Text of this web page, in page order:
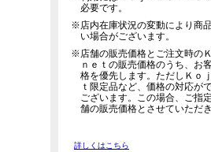
必要です。
※店内在庫状況の変動により商
い場合がございます。
※店舗の販売価格とご注文時の
ｎｅｔの販売価格のうち、お
格を優先します。ただしＫｏ
ｔ限定品など、価格の対応が
ございます。この場合、ご指
舗の販売価格とさせていただき
詳しくはこちら